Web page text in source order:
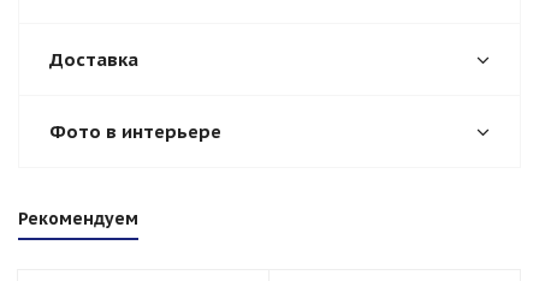
Доставка
Фото в интерьере
Рекомендуем